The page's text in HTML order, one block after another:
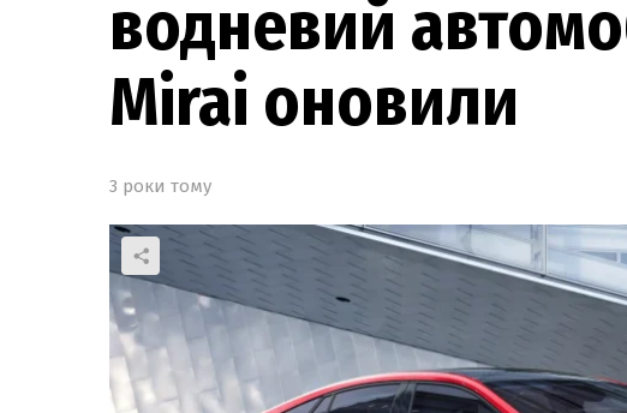
водневий
Mirai оновили
3 роки тому